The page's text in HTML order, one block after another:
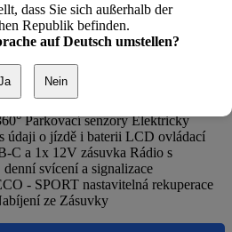
Elektro aut. převodovka 25 KW
Parkovací senzory Elektricky
údaji o jízdě i baterii LCD ovládací
C a 1x 12V zásuvka Rádio s
svícení a signalizace
- SPORT nastavitelná rekuperace
ze Zásuvky
dass Sie sich außerhalb der
Republik befinden.
auf Deutsch umstellen?
Nein